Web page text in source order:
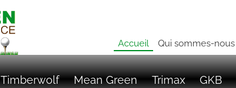
Accueil
Qui sommes-nous
Timberwolf Mean Green Trimax GKB